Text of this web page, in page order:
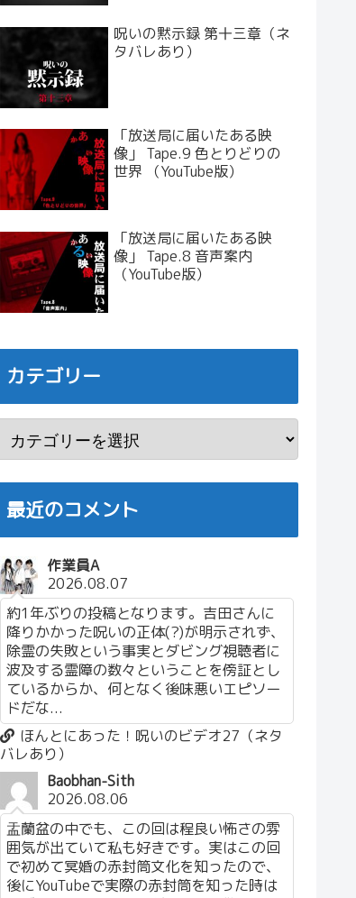
呪いの黙示録 第十三章（ネ
タバレあり）
「放送局に届いたある映
像」 Tape.9 色とりどりの
世界 （YouTube版）
「放送局に届いたある映
像」 Tape.8 音声案内
（YouTube版）
カテゴリー
最近のコメント
作業員A
2026.08.07
約1年ぶりの投稿となります。吉田さんに
降りかかった呪いの正体(?)が明示されず、
除霊の失敗という事実とダビング視聴者に
波及する霊障の数々ということを傍証とし
ているからか、何となく後味悪いエピソー
ドだな...
ほんとにあった！呪いのビデオ27（ネタ
バレあり）
Baobhan-Sith
2026.08.06
盂蘭盆の中でも、この回は程良い怖さの雰
囲気が出ていて私も好きです。実はこの回
で初めて冥婚の赤封筒文化を知ったので、
後にYouTubeで実際の赤封筒を知った時は